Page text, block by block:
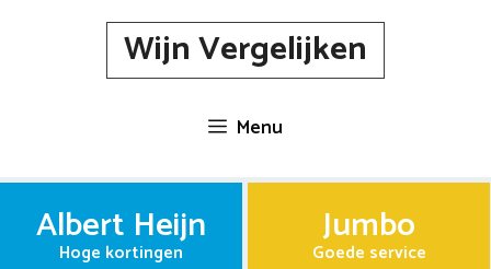
Wijn Vergelijken
Menu
Albert Heijn
Hoge kortingen
Jumbo
Goede service